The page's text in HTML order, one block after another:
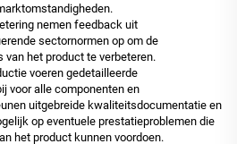
nemen feedback uit
sectornormen op om de
het product te verbeteren.
voeren gedetailleerde
voor alle componenten en
uitgebreide kwaliteitsdocumentatie en
op eventuele prestatieproblemen die
het product kunnen voordoen.